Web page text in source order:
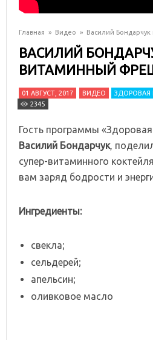
Главная » Видео » Василий
ВАСИЛИЙ
ВИТАМИННЫЙ
01 АВГУСТ, 2017 ВИДЕО ЗДОРОВАЯ
2345
Гость программы «Здоровая
Василий Бондарчук,
супер-витаминного
вам заряд бодрости и
Ингредиенты:
свекла;
сельдерей;
апельсин;
оливковое масло